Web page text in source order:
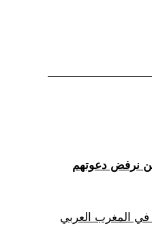
نرفض دعوتهم
في المغرب العربي